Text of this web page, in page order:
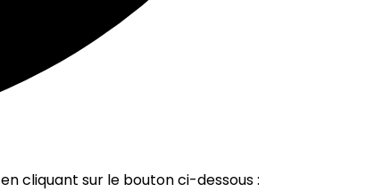
en cliquant sur le bouton ci-dessous :